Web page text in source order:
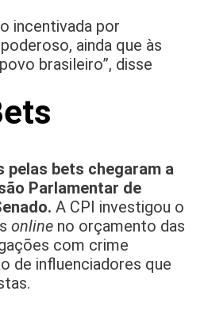
incentivada por
ainda que às
brasileiro”, disse
pelas bets chegaram a
Parlamentar de
A CPI investigou o
online no orçamento das
com crime
de influenciadores que